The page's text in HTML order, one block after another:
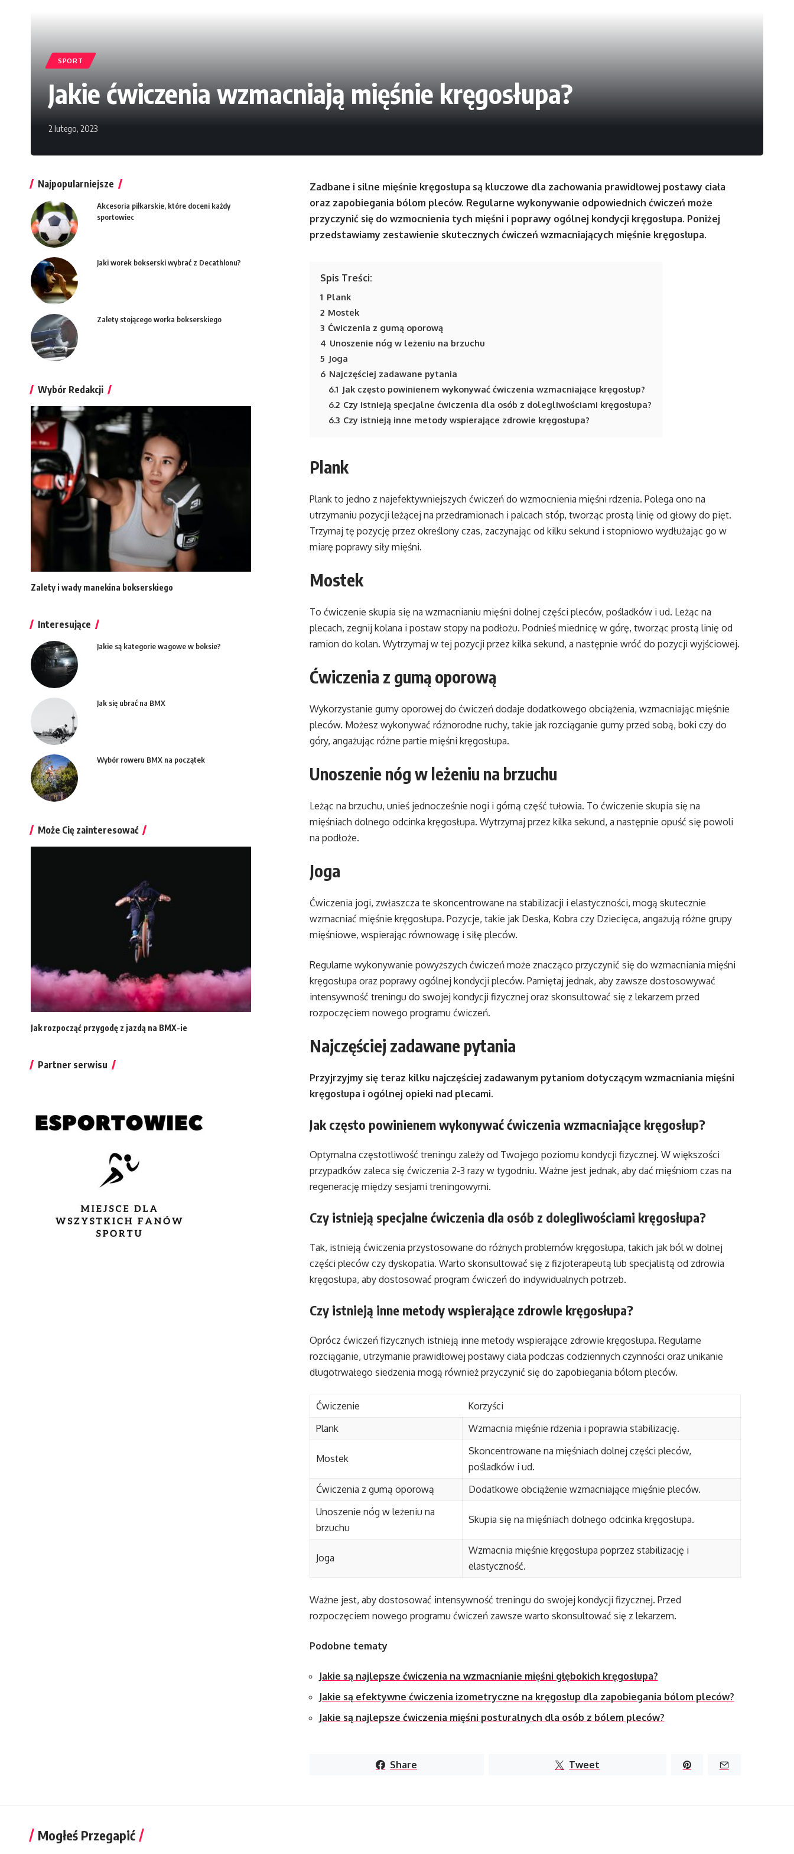
SPORT
Jakie ćwiczenia wzmacniają mięśnie kręgosłupa?
2 lutego, 2023
Zadbane i silne mięśnie kręgosłupa są kluczowe dla zachowania prawidłowej postawy ciała
oraz zapobiegania bólom pleców. Regularne wykonywanie odpowiednich ćwiczeń może
przyczynić się do wzmocnienia tych mięśni i poprawy ogólnej kondycji kręgosłupa. Poniżej
przedstawiamy zestawienie skutecznych ćwiczeń wzmacniających mięśnie kręgosłupa.
Spis Treści:
1 Plank
2 Mostek
3 Ćwiczenia z gumą oporową
4 Unoszenie nóg w leżeniu na brzuchu
5 Joga
6 Najczęściej zadawane pytania
6.1 Jak często powinienem wykonywać ćwiczenia wzmacniające kręgosłup?
6.2 Czy istnieją specjalne ćwiczenia dla osób z dolegliwościami kręgosłupa?
6.3 Czy istnieją inne metody wspierające zdrowie kręgosłupa?
Plank
Plank to jedno z najefektywniejszych ćwiczeń do wzmocnienia mięśni rdzenia. Polega ono na
utrzymaniu pozycji leżącej na przedramionach i palcach stóp, tworząc prostą linię od głowy do pięt.
Trzymaj tę pozycję przez określony czas, zaczynając od kilku sekund i stopniowo wydłużając go w
miarę poprawy siły mięśni.
Mostek
To ćwiczenie skupia się na wzmacnianiu mięśni dolnej części pleców, pośladków i ud. Leżąc na
plecach, zegnij kolana i postaw stopy na podłożu. Podnieś miednicę w górę, tworząc prostą linię od
ramion do kolan. Wytrzymaj w tej pozycji przez kilka sekund, a następnie wróć do pozycji wyjściowej.
Ćwiczenia z gumą oporową
Wykorzystanie gumy oporowej do ćwiczeń dodaje dodatkowego obciążenia, wzmacniając mięśnie
pleców. Możesz wykonywać różnorodne ruchy, takie jak rozciąganie gumy przed sobą, boki czy do
góry, angażując różne partie mięśni kręgosłupa.
Unoszenie nóg w leżeniu na brzuchu
Leżąc na brzuchu, unieś jednocześnie nogi i górną część tułowia. To ćwiczenie skupia się na
mięśniach dolnego odcinka kręgosłupa. Wytrzymaj przez kilka sekund, a następnie opuść się powoli
na podłoże.
Joga
Ćwiczenia jogi, zwłaszcza te skoncentrowane na stabilizacji i elastyczności, mogą skutecznie
wzmacniać mięśnie kręgosłupa. Pozycje, takie jak Deska, Kobra czy Dziecięca, angażują różne grupy
mięśniowe, wspierając równowagę i siłę pleców.
Regularne wykonywanie powyższych ćwiczeń może znacząco przyczynić się do wzmacniania mięśni
kręgosłupa oraz poprawy ogólnej kondycji pleców. Pamiętaj jednak, aby zawsze dostosowywać
intensywność treningu do swojej kondycji fizycznej oraz skonsultować się z lekarzem przed
rozpoczęciem nowego programu ćwiczeń.
Najczęściej zadawane pytania
Przyjrzyjmy się teraz kilku najczęściej zadawanym pytaniom dotyczącym wzmacniania mięśni
kręgosłupa i ogólnej opieki nad plecami.
Jak często powinienem wykonywać ćwiczenia wzmacniające kręgosłup?
Optymalna częstotliwość treningu zależy od Twojego poziomu kondycji fizycznej. W większości
przypadków zaleca się ćwiczenia 2-3 razy w tygodniu. Ważne jest jednak, aby dać mięśniom czas na
regenerację między sesjami treningowymi.
Czy istnieją specjalne ćwiczenia dla osób z dolegliwościami kręgosłupa?
Tak, istnieją ćwiczenia przystosowane do różnych problemów kręgosłupa, takich jak ból w dolnej
części pleców czy dyskopatia. Warto skonsultować się z fizjoterapeutą lub specjalistą od zdrowia
kręgosłupa, aby dostosować program ćwiczeń do indywidualnych potrzeb.
Czy istnieją inne metody wspierające zdrowie kręgosłupa?
Oprócz ćwiczeń fizycznych istnieją inne metody wspierające zdrowie kręgosłupa. Regularne
rozciąganie, utrzymanie prawidłowej postawy ciała podczas codziennych czynności oraz unikanie
długotrwałego siedzenia mogą również przyczynić się do zapobiegania bólom pleców.
Ćwiczenie
Korzyści
Plank
Wzmacnia mięśnie rdzenia i poprawia stabilizację.
Mostek
Skoncentrowane na mięśniach dolnej części pleców,
pośladków i ud.
Ćwiczenia z gumą oporową
Dodatkowe obciążenie wzmacniające mięśnie pleców.
Unoszenie nóg w leżeniu na
brzuchu
Skupia się na mięśniach dolnego odcinka kręgosłupa.
Joga
Wzmacnia mięśnie kręgosłupa poprzez stabilizację i
elastyczność.
Ważne jest, aby dostosować intensywność treningu do swojej kondycji fizycznej. Przed
rozpoczęciem nowego programu ćwiczeń zawsze warto skonsultować się z lekarzem.
Podobne tematy
Jakie są najlepsze ćwiczenia na wzmacnianie mięśni głębokich kręgosłupa?
Jakie są efektywne ćwiczenia izometryczne na kręgosłup dla zapobiegania bólom pleców?
Jakie są najlepsze ćwiczenia mięśni posturalnych dla osób z bólem pleców?
Share Tweet
Najpopularniejsze
Akcesoria piłkarskie, które doceni każdy
sportowiec
Jaki worek bokserski wybrać z Decathlonu?
Zalety stojącego worka bokserskiego
Wybór Redakcji
Zalety i wady manekina bokserskiego
Interesujące
Jakie są kategorie wagowe w boksie?
Jak się ubrać na BMX
Wybór roweru BMX na początek
Może Cię zainteresować
Jak rozpocząć przygodę z jazdą na BMX-ie
Partner serwisu
Mogłeś Przegapić